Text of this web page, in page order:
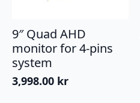
9″ Quad AHD
monitor for 4-pins
system
3,998.00 kr